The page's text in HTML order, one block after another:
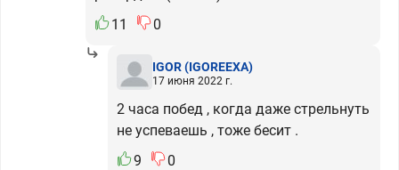
11
0
IGOR(IGOREEXA)
17 июня 2022 г.
2 часа побед , когда даже стрельнуть
не успеваешь , тоже бесит .
9
0